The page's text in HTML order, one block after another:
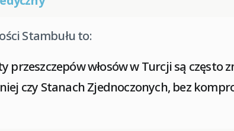
Stambułu to:
przeszczepów włosów w Turcji są często
czy Stanach Zjednoczonych, bez